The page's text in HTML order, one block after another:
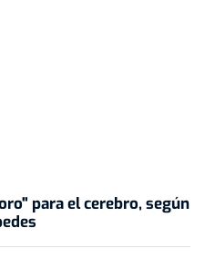
para el cerebro, según